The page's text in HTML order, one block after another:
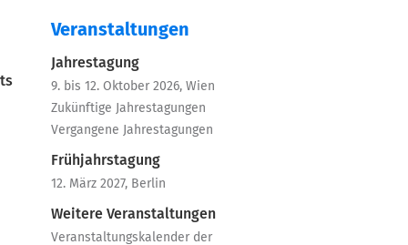
Veranstaltungen
Jahrestagung
9. bis 12. Oktober 2026, Wien
Zukünftige Jahrestagungen
Vergangene Jahrestagungen
Frühjahrstagung
12. März 2027, Berlin
Weitere Veranstaltungen
Veranstaltungskalender der